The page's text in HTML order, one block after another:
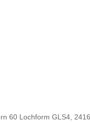
60 Lochform GLS4,